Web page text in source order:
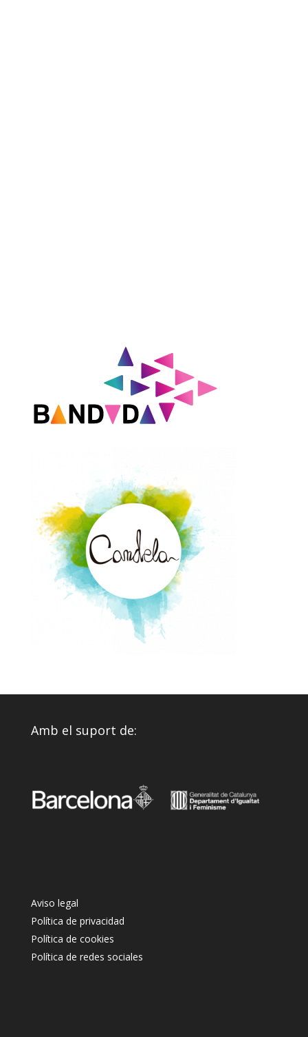
Amb el suport de:
Aviso legal
Política de privacidad
Política de cookies
Política de redes sociales